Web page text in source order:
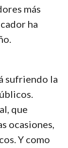
más
ha
sufriendo la
que
ocasiones,
Y como